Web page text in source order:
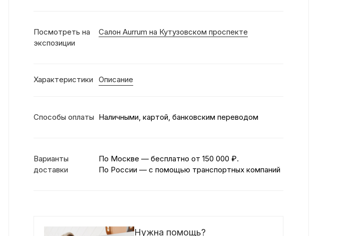
Посмотреть на
экспозиции
Салон Aurrum на Кутузовском проспекте
Характеристики Описание
Способы оплаты Наличными, картой, банковским переводом
Варианты
доставки
По Москве — бесплатно от 150 000 ₽.
По России — с помощью транспортных компаний
Нужна помощь?